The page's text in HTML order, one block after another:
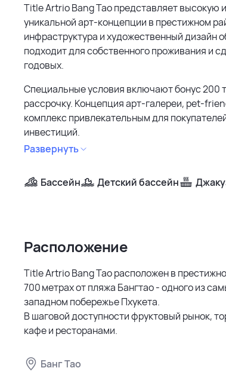
Title Artrio Bang Tao представляет высокую
уникальной арт-концепции в престижном
инфраструктура и художественный дизайн
подходит для собственного проживания и
годовых.
Специальные условия включают бонус 200
рассрочку. Концепция арт-галереи, pet-
комплекс привлекательным для
инвестиций.
Развернуть
Бассейн Детский бассейн
Расположение
Title Artrio Bang Tao расположен в
700 метрах от пляжа Бангтао - одного из
западном побережье Пхукета.
В шаговой доступности фруктовый рынок,
кафе и ресторанами.
Банг Тао